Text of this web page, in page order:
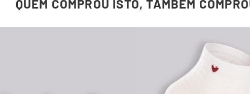
QUEM COMPROU ISTO, TAMBÉM